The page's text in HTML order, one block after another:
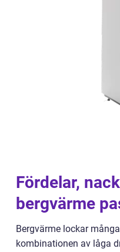
Fördelar,
bergvärme
Bergvärme lockar
kombinationen av låga